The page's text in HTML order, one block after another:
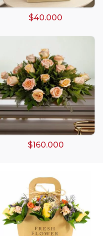
$40.000
$160.000
amarillos
color rojo
en Florero
tono blanco
en tono lila